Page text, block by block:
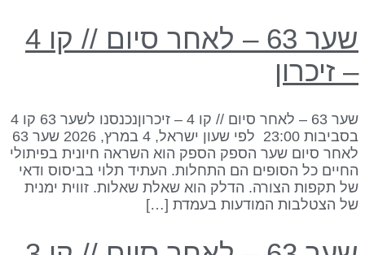
שער 63 – לאחר סיום // קו 4
זיכרון
שער 63 – לאחר סיום // קו 4 – זיכרוןנכנסנו לשער 63 קו 4
בסביבות 23:00 לפי שעון ישראל, 4 במרץ, 2026 שער 63
סיום שער הספק הספק הוא השראה חיונית בפיתולי
כל הסופים הם התחלות. העתיד תלוי בביסוס ודאי
תקפות הצורה. הדלק הוא שאלת שאלות. זווית ימנית
הצטלבות המודעות בעמדת […]